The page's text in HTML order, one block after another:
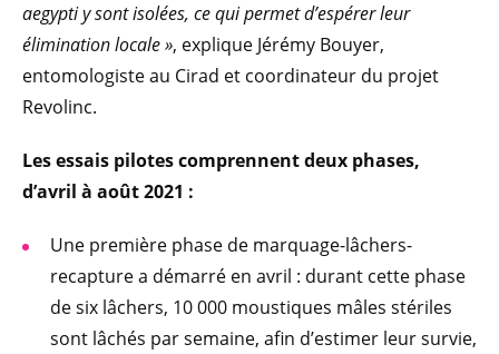
aegypti y sont isolées, ce qui permet d’espérer leur
élimination locale », explique Jérémy Bouyer,
entomologiste au Cirad et coordinateur du projet
Revolinc.
Les essais pilotes comprennent deux phases,
d’avril à août 2021 :
Une première phase de marquage-lâchers-
recapture a démarré en avril : durant cette phase
de six lâchers, 10 000 moustiques mâles stériles
sont lâchés par semaine, afin d’estimer leur survie,